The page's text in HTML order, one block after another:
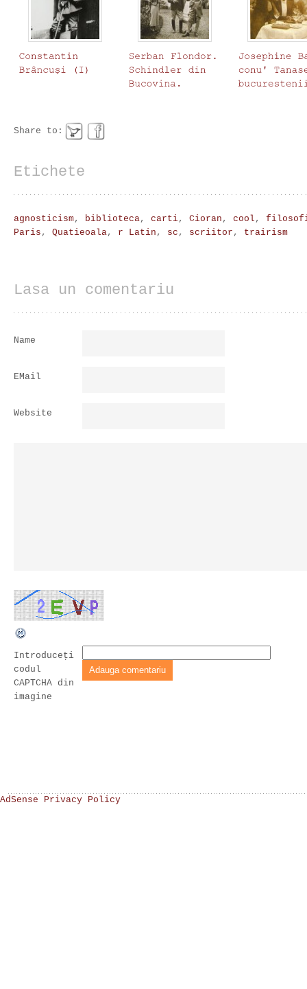
Share to:
Etichete
agnosticism, biblioteca, carti, Cioran , cool ,
Paris , Quatieoala, r Latin , sc , scriitor , trairism
Lasa un comentariu
Name
EMail
Website
Introduceţi
codul
CAPTCHA din
imagine
AdSense Privacy Policy